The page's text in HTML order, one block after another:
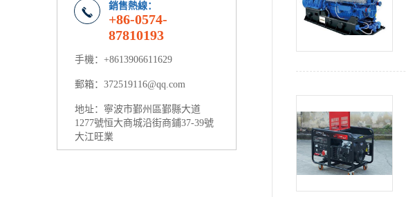
銷售熱線：
+86-0574-
87810193
手機：+8613906611629
郵箱： 372519116@qq.com
地址： 寧波市鄞州區鄞縣大道
1277號恒大商城沿街商鋪37-39號
大江旺業